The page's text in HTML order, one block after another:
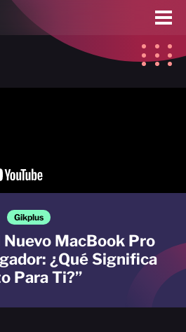
Gikplus
Nuevo MacBook Pro
¿Qué Significa
Para Ti?”